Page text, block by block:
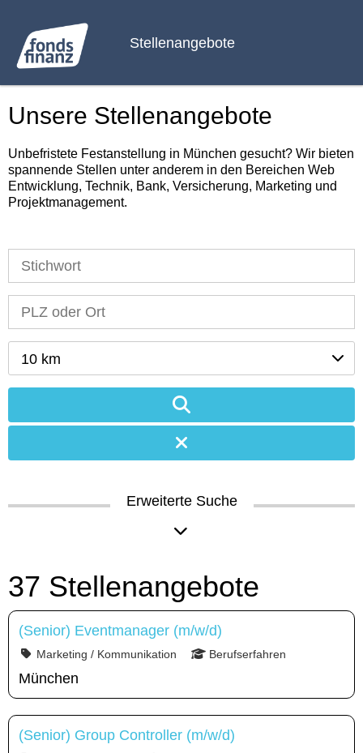
Stellenangebote
Unsere Stellenangebote
Unbefristete Festanstellung in München gesucht? Wir bieten
spannende Stellen unter anderem in den Bereichen Web
Entwicklung, Technik, Bank, Versicherung, Marketing und
Projektmanagement.
10 km
Erweiterte Suche
37 Stellenangebote
(Senior) Eventmanager (m/w/d)
Marketing / Kommunikation Berufserfahren
München
(Senior) Group Controller (m/w/d)